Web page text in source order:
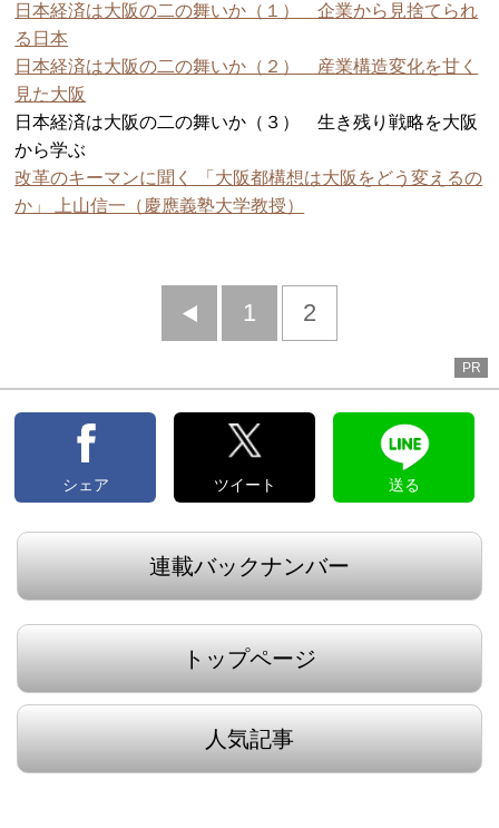
日本経済は大阪の二の舞いか（１） 企業から見捨てられ
る日本
日本経済は大阪の二の舞いか（２） 産業構造変化を甘く
見た大阪
日本経済は大阪の二の舞いか（３） 生き残り戦略を大阪
から学ぶ
改革のキーマンに聞く 「大阪都構想は大阪をどう変えるの
か」 上山信一（慶應義塾大学教授）
前
1 2
PR
シェア ツイート 送る
連載バックナンバー
トップページ
人気記事